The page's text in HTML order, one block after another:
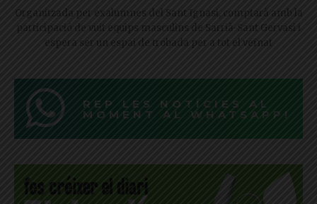
Organitzada per exalumnes del Sant Ignasi, comptarà amb la
participació de vuit equips masculins de Sarrià-Sant Gervasi i
espera ser un espai de trobada per a tot el veïnat
REP LES NOTÍCIES AL
MOMENT AL WHATSAPP!